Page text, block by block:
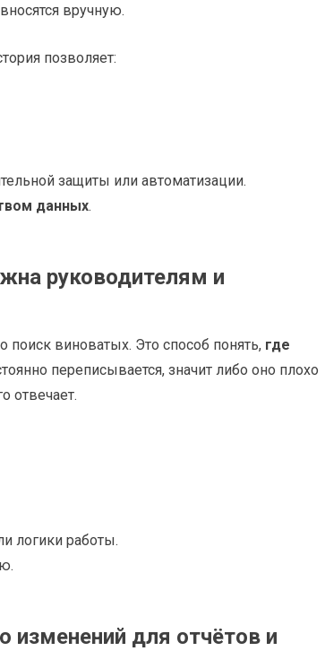
вручную.
позволяет:
защиты или автоматизации.
данных.
руководителям и
поиск виноватых. Это способ понять, где
переписывается, значит либо оно плохо
отвечает.
логики работы.
изменений для отчётов и